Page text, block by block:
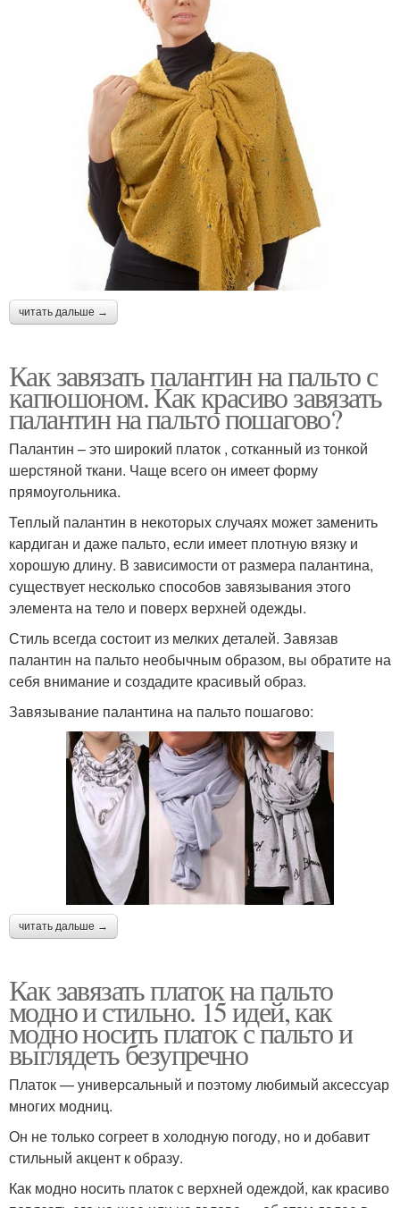
читать дальше →
Как завязать палантин на пальто с
капюшоном. Как красиво завязать
палантин на пальто пошагово?
Палантин – это широкий платок , сотканный из тонкой
шерстяной ткани. Чаще всего он имеет форму
прямоугольника.
Теплый палантин в некоторых случаях может заменить
кардиган и даже пальто, если имеет плотную вязку и
хорошую длину. В зависимости от размера палантина,
существует несколько способов завязывания этого
элемента на тело и поверх верхней одежды.
Стиль всегда состоит из мелких деталей. Завязав
палантин на пальто необычным образом, вы обратите на
себя внимание и создадите красивый образ.
Завязывание палантина на пальто пошагово:
читать дальше →
Как завязать платок на пальто
модно и стильно. 15 идей, как
модно носить платок с пальто и
выглядеть безупречно
Платок — универсальный и поэтому любимый аксессуар
многих модниц.
Он не только согреет в холодную погоду, но и добавит
стильный акцент к образу.
Как модно носить платок с верхней одеждой, как красиво